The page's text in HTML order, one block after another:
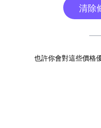
清除
也許你會對這些價格